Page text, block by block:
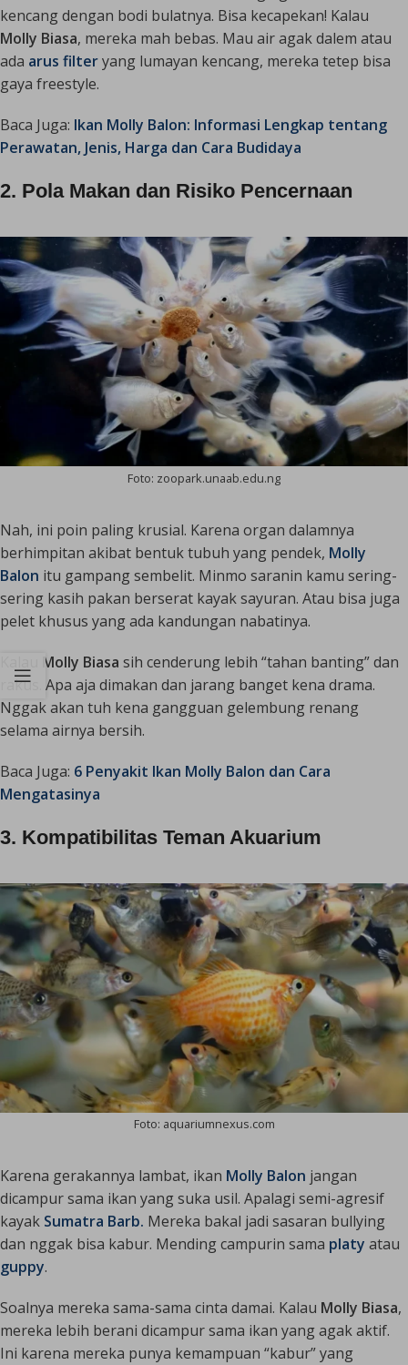
kencang dengan bodi bulatnya. Bisa kecapekan! Kalau
Molly Biasa, mereka mah bebas. Mau air agak dalem atau
ada arus filteryang lumayan kencang, mereka tetep bisa
gaya freestyle.
Baca Juga: Ikan Molly Balon: Informasi Lengkap tentang
Perawatan, Jenis, Harga dan Cara Budidaya
2. Pola Makan dan Risiko Pencernaan
Foto: zoopark.unaab.edu.ng
Nah, ini poin paling krusial. Karena organ dalamnya
berhimpitan akibat bentuk tubuh yang pendek, Molly
Balon itu gampang sembelit. Minmo saranin kamu sering-
sering kasih pakan berserat kayak sayuran. Atau bisa juga
pelet khusus yang ada kandungan nabatinya.
Molly Biasa sih cenderung lebih “tahan banting” dan
rakus. Apa aja dimakan dan jarang banget kena drama.
Nggak akan tuh kena gangguan gelembung renang
selama airnya bersih.
Baca Juga: 6 Penyakit Ikan Molly Balon dan Cara
Mengatasinya
3. Kompatibilitas Teman Akuarium
Foto: aquariumnexus.com
Karena gerakannya lambat, ikan Molly Balon jangan
dicampur sama ikan yang suka usil. Apalagi semi-agresif
kayak Sumatra Barb. Mereka bakal jadi sasaran bullying
dan nggak bisa kabur. Mending campurin sama platy atau
guppy.
Soalnya mereka sama-sama cinta damai. Kalau Molly Biasa,
mereka lebih berani dicampur sama ikan yang agak aktif.
Ini karena mereka punya kemampuan “kabur” yang